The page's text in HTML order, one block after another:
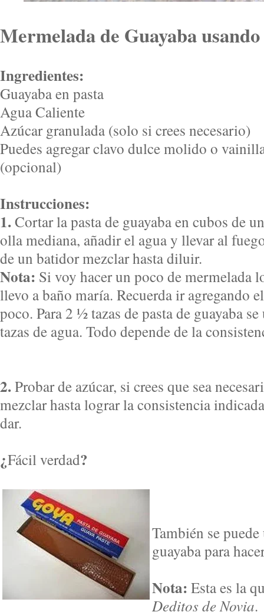
Mermelada de Guayaba
Ingredientes:
Guayaba en pasta
Agua Caliente
Azúcar granulada (solo si crees necesario)
Puedes agregar clavo dulce molido o
(opcional)
Instrucciones:
1.Cortar la pasta de guayaba en cubos de
olla mediana, añadir el agua y llevar al
de un batidor mezclar hasta diluir.
Nota: Si voy hacer un poco de mermelada
llevo a baño maría. Recuerda ir agregando
poco. Para 2 ½ tazas de pasta de guayaba
tazas de agua. Todo depende de la
2.Probar de azúcar, si crees que sea
mezclar hasta lograr la consistencia
dar.
¿Fácil verdad?
También se puede
guayaba para
Nota: Esta es la
Deditos de Novia.